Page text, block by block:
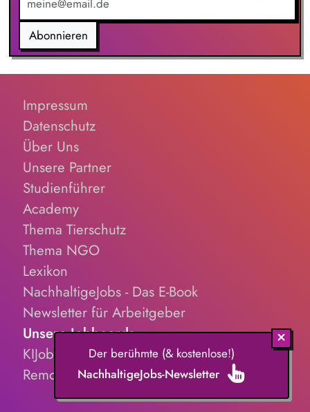
Abonnieren
Impressum
Datenschutz
Über Uns
Unsere Partner
Studienführer
Academy
Thema Tierschutz
Thema NGO
Lexikon
NachhaltigeJobs - Das E-Book
Newsletter für Arbeitgeber
Unsere Jobboards
KIJobs.de
RemoteJobs.de
Der berühmte (& kostenlose!)
NachhaltigeJobs-Newsletter